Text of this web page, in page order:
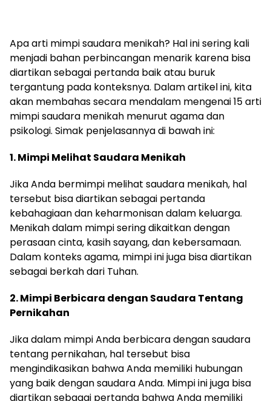
Apa arti mimpi saudara menikah? Hal ini sering kali
menjadi bahan perbincangan menarik karena bisa
diartikan sebagai pertanda baik atau buruk
tergantung pada konteksnya. Dalam artikel ini, kita
akan membahas secara mendalam mengenai 15 arti
mimpi saudara menikah menurut agama dan
psikologi. Simak penjelasannya di bawah ini:
1. Mimpi Melihat Saudara Menikah
Jika Anda bermimpi melihat saudara menikah, hal
tersebut bisa diartikan sebagai pertanda
kebahagiaan dan keharmonisan dalam keluarga.
Menikah dalam mimpi sering dikaitkan dengan
perasaan cinta, kasih sayang, dan kebersamaan.
Dalam konteks agama, mimpi ini juga bisa diartikan
sebagai berkah dari Tuhan.
2. Mimpi Berbicara dengan Saudara Tentang
Pernikahan
Jika dalam mimpi Anda berbicara dengan saudara
tentang pernikahan, hal tersebut bisa
mengindikasikan bahwa Anda memiliki hubungan
yang baik dengan saudara Anda. Mimpi ini juga bisa
diartikan sebagai pertanda bahwa Anda memiliki